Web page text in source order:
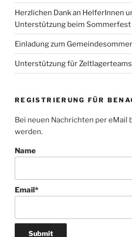
Herzlichen Dank an HelferInnen
Unterstützung beim
Einladung zum
Unterstützung für
REGISTRIERUNG FÜR
Bei neuen Nachrichten per eMail
werden.
Name
Email*